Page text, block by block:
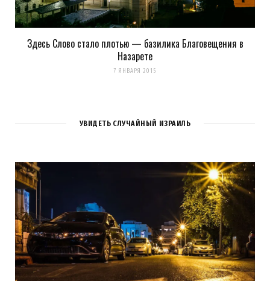
Здесь Слово стало плотью — базилика Благовещения в
Назарете
7 ЯНВАРЯ 2015
УВИДЕТЬ СЛУЧАЙНЫЙ ИЗРАИЛЬ